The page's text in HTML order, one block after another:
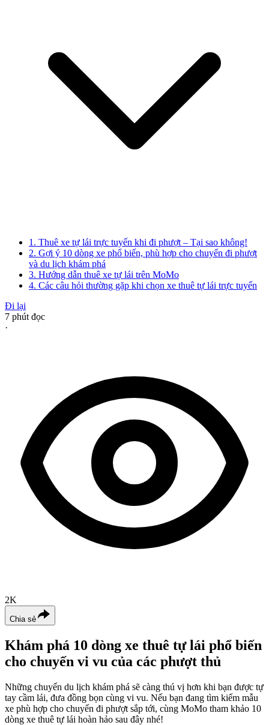
1. Thuê xe tự lái trực tuyến khi đi phượt – Tại sao không!
2. Gợi ý 10 dòng xe phổ biến, phù hợp cho chuyến đi phượt
và du lịch khám phá
3. Hướng dẫn thuê xe tự lái trên MoMo
4. Các câu hỏi thường gặp khi chọn xe thuê tự lái trực tuyến
Đi lại
7 phút đọc
·
2K
Chia sẻ
Khám phá 10 dòng xe thuê tự lái phổ biến
cho chuyến vi vu của các phượt thủ
Những chuyến du lịch khám phá sẽ càng thú vị hơn khi bạn được tự
tay cầm lái, đưa đồng bọn cùng vi vu. Nếu bạn đang tìm kiếm mẫu
xe phù hợp cho chuyến đi phượt sắp tới, cùng MoMo tham khảo 10
dòng xe thuê tự lái hoàn hảo sau đây nhé!